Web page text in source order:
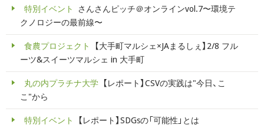
特別イベント
さんさんピッチ＠オンラインvol.7〜環境テ
クノロジーの最前線〜
食農プロジェクト
【大手町マルシェ×JAまるしぇ】2/8 フル
ーツ&スイーツマルシェ in 大手町
丸の内プラチナ大学
【レポート】CSVの実践は"今日、こ
こ"から
特別イベント 【レポート】SDGsの「可能性」とは